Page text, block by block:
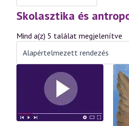
Skolasztika és
Mind a(z) 5 találat megjelenítve